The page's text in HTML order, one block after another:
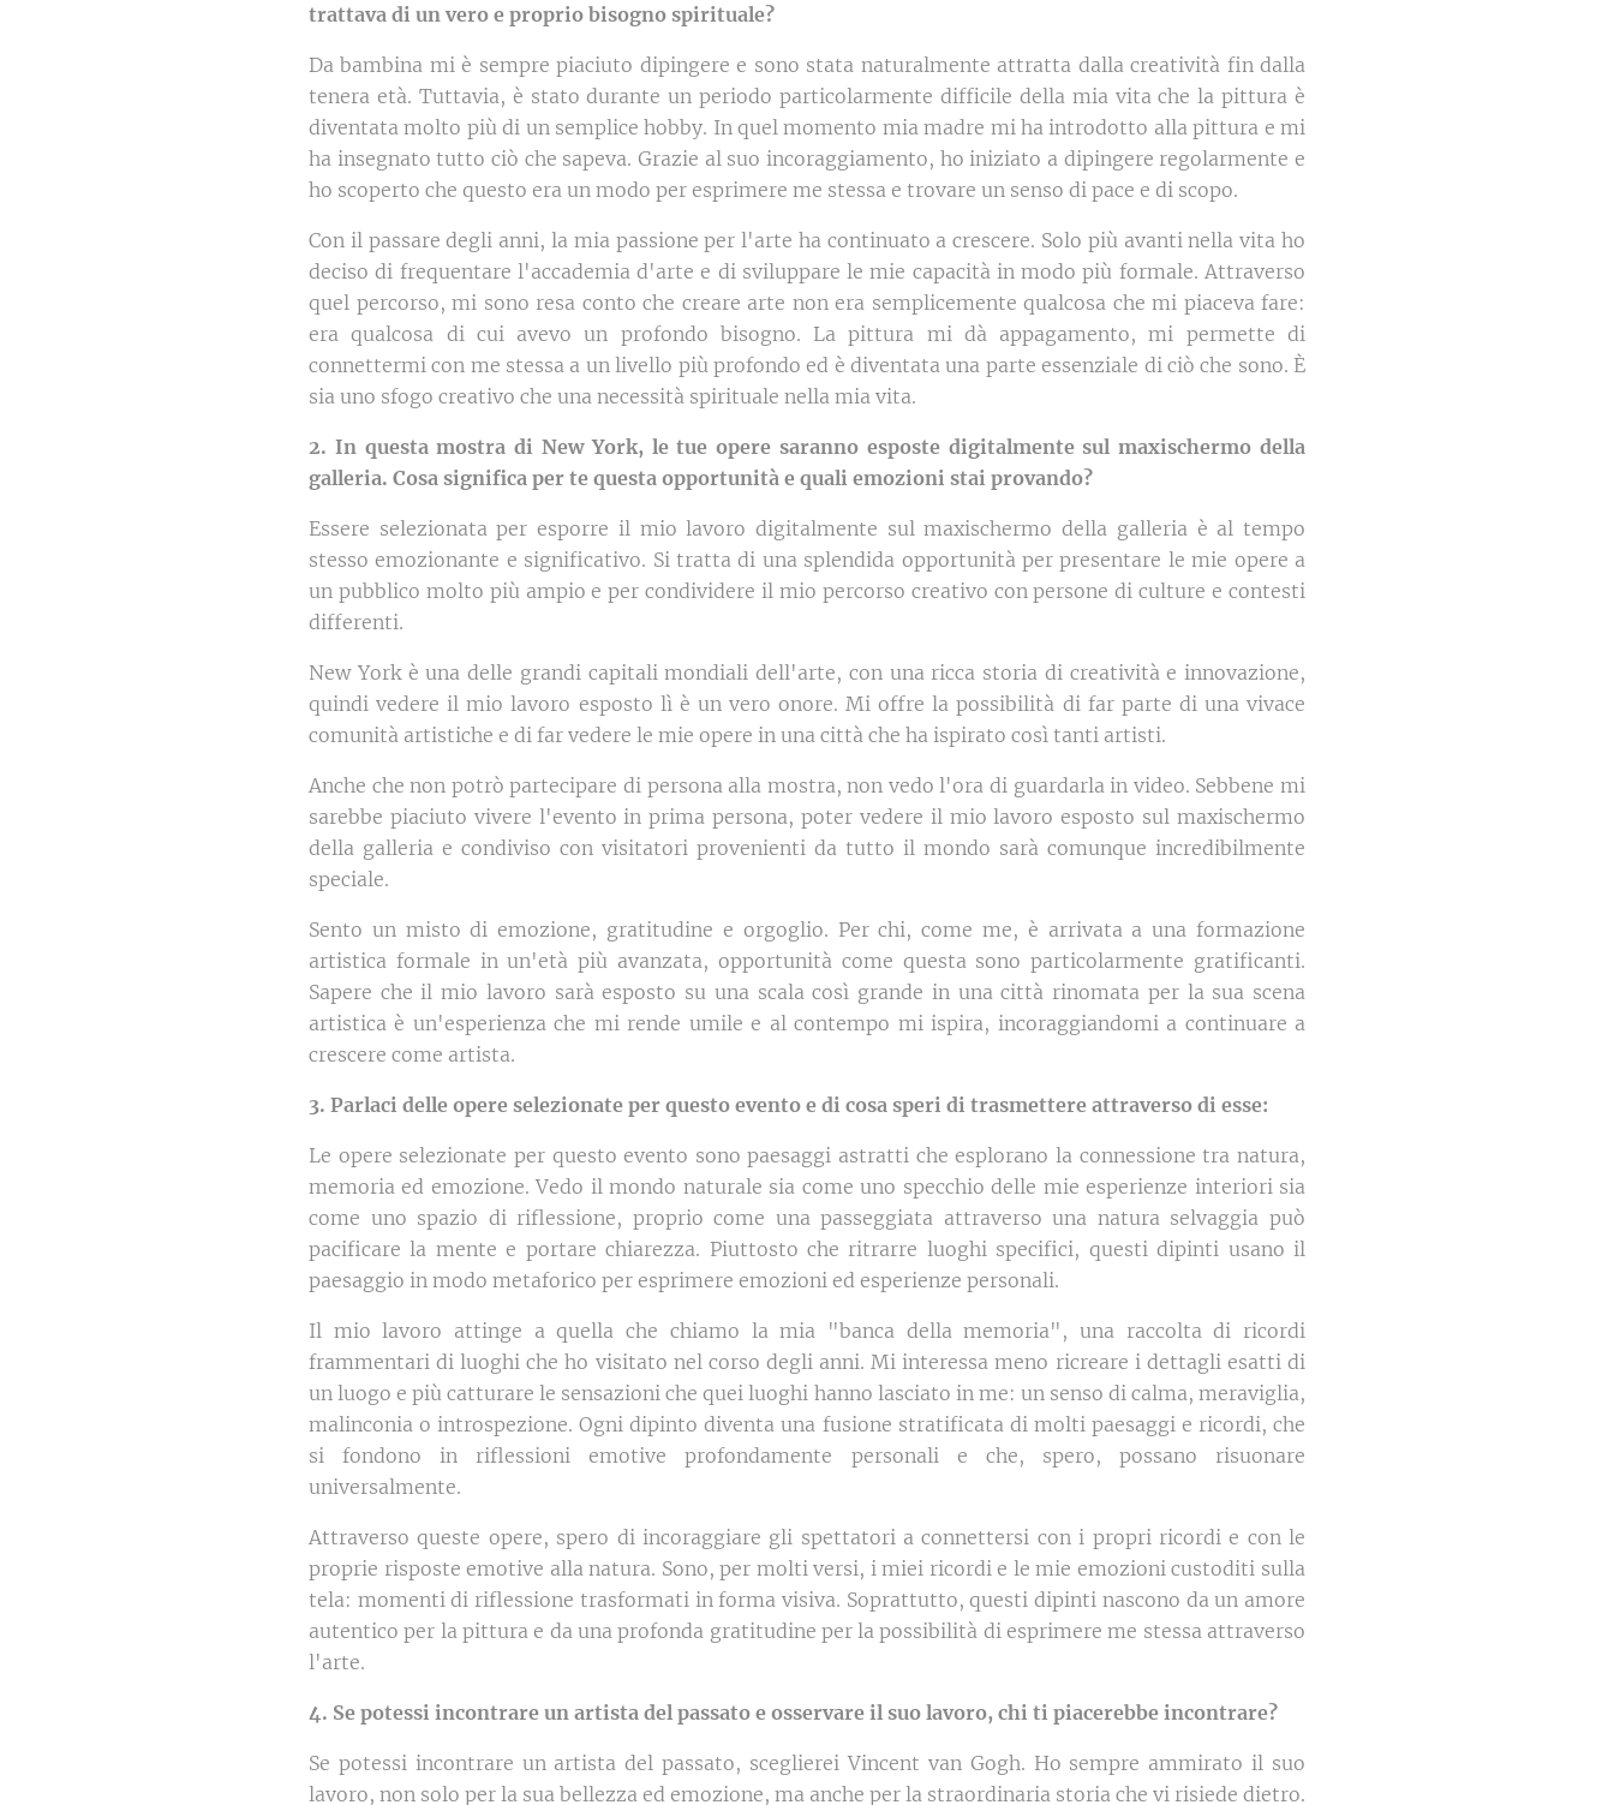
trattava di un vero e proprio bisogno spirituale?
Da bambina mi è sempre piaciuto dipingere e sono stata naturalmente attratta dalla creatività fin dalla
tenera età. Tuttavia, è stato durante un periodo particolarmente difficile della mia vita che la pittura è
diventata molto più di un semplice hobby. In quel momento mia madre mi ha introdotto alla pittura e mi
ha insegnato tutto ciò che sapeva. Grazie al suo incoraggiamento, ho iniziato a dipingere regolarmente e
ho scoperto che questo era un modo per esprimere me stessa e trovare un senso di pace e di scopo.
Con il passare degli anni, la mia passione per l'arte ha continuato a crescere. Solo più avanti nella vita ho
deciso di frequentare l'accademia d'arte e di sviluppare le mie capacità in modo più formale. Attraverso
quel percorso, mi sono resa conto che creare arte non era semplicemente qualcosa che mi piaceva fare:
era qualcosa di cui avevo un profondo bisogno. La pittura mi dà appagamento, mi permette di
connettermi con me stessa a un livello più profondo ed è diventata una parte essenziale di ciò che sono. È
sia uno sfogo creativo che una necessità spirituale nella mia vita.
2. In questa mostra di New York, le tue opere saranno esposte digitalmente sul maxischermo della
galleria. Cosa significa per te questa opportunità e quali emozioni stai provando?
Essere selezionata per esporre il mio lavoro digitalmente sul maxischermo della galleria è al tempo
stesso emozionante e significativo. Si tratta di una splendida opportunità per presentare le mie opere a
un pubblico molto più ampio e per condividere il mio percorso creativo con persone di culture e contesti
differenti.
New York è una delle grandi capitali mondiali dell'arte, con una ricca storia di creatività e innovazione,
quindi vedere il mio lavoro esposto lì è un vero onore. Mi offre la possibilità di far parte di una vivace
comunità artistiche e di far vedere le mie opere in una città che ha ispirato così tanti artisti.
Anche che non potrò partecipare di persona alla mostra, non vedo l'ora di guardarla in video. Sebbene mi
sarebbe piaciuto vivere l'evento in prima persona, poter vedere il mio lavoro esposto sul maxischermo
della galleria e condiviso con visitatori provenienti da tutto il mondo sarà comunque incredibilmente
speciale.
Sento un misto di emozione, gratitudine e orgoglio. Per chi, come me, è arrivata a una formazione
artistica formale in un'età più avanzata, opportunità come questa sono particolarmente gratificanti.
Sapere che il mio lavoro sarà esposto su una scala così grande in una città rinomata per la sua scena
artistica è un'esperienza che mi rende umile e al contempo mi ispira, incoraggiandomi a continuare a
crescere come artista.
3. Parlaci delle opere selezionate per questo evento e di cosa speri di trasmettere attraverso di esse:
Le opere selezionate per questo evento sono paesaggi astratti che esplorano la connessione tra natura,
memoria ed emozione. Vedo il mondo naturale sia come uno specchio delle mie esperienze interiori sia
come uno spazio di riflessione, proprio come una passeggiata attraverso una natura selvaggia può
pacificare la mente e portare chiarezza. Piuttosto che ritrarre luoghi specifici, questi dipinti usano il
paesaggio in modo metaforico per esprimere emozioni ed esperienze personali.
Il mio lavoro attinge a quella che chiamo la mia "banca della memoria", una raccolta di ricordi
frammentari di luoghi che ho visitato nel corso degli anni. Mi interessa meno ricreare i dettagli esatti di
un luogo e più catturare le sensazioni che quei luoghi hanno lasciato in me: un senso di calma, meraviglia,
malinconia o introspezione. Ogni dipinto diventa una fusione stratificata di molti paesaggi e ricordi, che
si fondono in riflessioni emotive profondamente personali e che, spero, possano risuonare
universalmente.
Attraverso queste opere, spero di incoraggiare gli spettatori a connettersi con i propri ricordi e con le
proprie risposte emotive alla natura. Sono, per molti versi, i miei ricordi e le mie emozioni custoditi sulla
tela: momenti di riflessione trasformati in forma visiva. Soprattutto, questi dipinti nascono da un amore
autentico per la pittura e da una profonda gratitudine per la possibilità di esprimere me stessa attraverso
l'arte.
4. Se potessi incontrare un artista del passato e osservare il suo lavoro, chi ti piacerebbe incontrare?
Se potessi incontrare un artista del passato, sceglierei Vincent van Gogh. Ho sempre ammirato il suo
lavoro, non solo per la sua bellezza ed emozione, ma anche per la straordinaria storia che vi risiede dietro.